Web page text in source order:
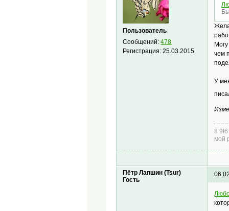
Пользователь
Сообщений:478
Регистрация:25.03.2015
чем
У
8
мой
Пётр Лапшин (Tsur)
Гость